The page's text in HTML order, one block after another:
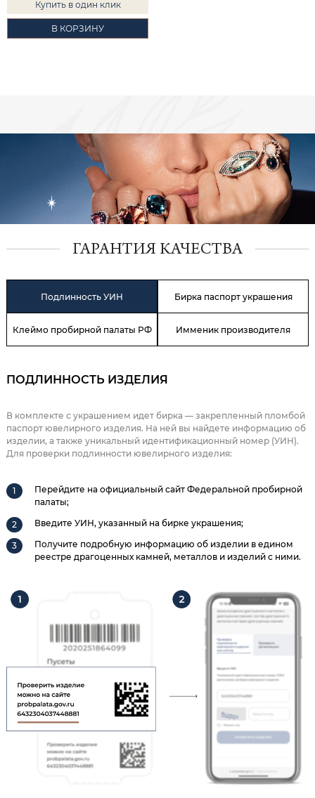
Купить в один клик
В КОРЗИНУ
ГАРАНТИЯ КАЧЕСТВА
Подлинность УИН Бирка паспорт украшения
Клеймо пробирной палаты РФ Имменик производителя
ПОДЛИННОСТЬ ИЗДЕЛИЯ
В комплекте с украшением идет бирка — закрепленный пломбой
паспорт ювелирного изделия. На ней вы найдете информацию об
изделии, а также уникальный идентификационный номер (УИН).
Для проверки подлинности ювелирного изделия:
Перейдите на официальный сайт Федеральной пробирной
палаты;
Введите УИН, указанный на бирке украшения;
Получите подробную информацию об изделии в едином
реестре драгоценных камней, металлов и изделий с ними.